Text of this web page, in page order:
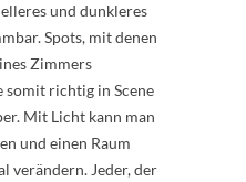
und dunkleres
Spots, mit denen
Zimmers
somit richtig in Scene
Mit Licht kann man
und einen Raum
verändern. Jeder, der